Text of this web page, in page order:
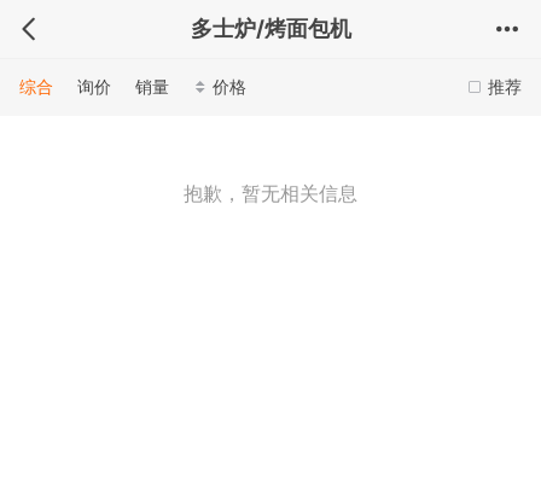
多士炉/烤面包机
推荐
综合 询价 销量 价格
抱歉，暂无相关信息